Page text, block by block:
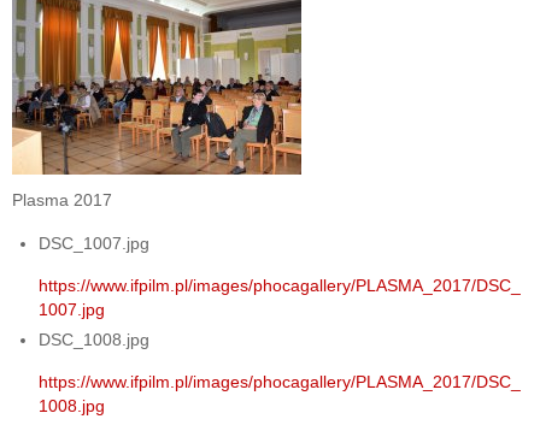
Plasma 2017
DSC_1007.jpg
https://www.ifpilm.pl/images/phocagallery/PLASMA_2017/DSC_
1007.jpg
DSC_1008.jpg
https://www.ifpilm.pl/images/phocagallery/PLASMA_2017/DSC_
1008.jpg